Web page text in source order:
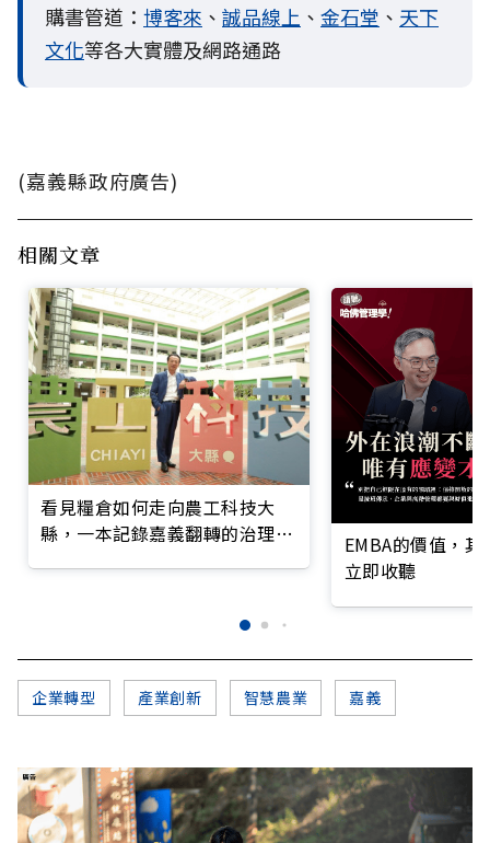
購書管道： 博客來 、 誠品線上 、 金石堂 、 天下
文化等各大實體及網路通路
(嘉義縣政府廣告)
相關文章
看見糧倉如何走向農工科技大
縣，一本記錄嘉義翻轉的治理實
EMBA的價值，
立即收聽
企業轉型 產業創新 智慧農業 嘉義